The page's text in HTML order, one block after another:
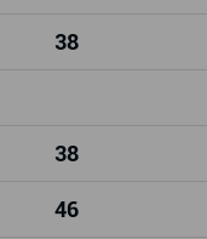
38
38
46